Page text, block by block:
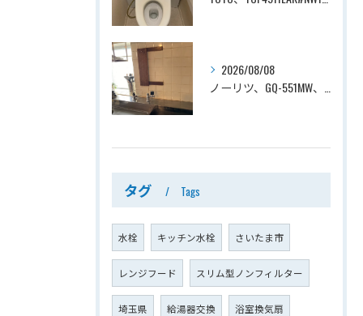
2026/08/08
タグ Tags
水栓 キッチン水栓 さいたま市
レンジフード スリム型ノンフィルター
埼玉県 給湯器交換 浴室換気扇